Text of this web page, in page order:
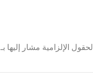
الحقول الإلزامية مشار إليها بـ